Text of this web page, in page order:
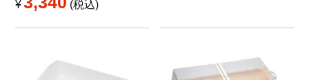
¥
税込